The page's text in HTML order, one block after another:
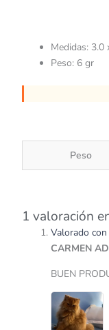
Medidas: 3.0
Peso: 6 gr
Peso
1 valoración
Valorado con
CARMEN
BUEN